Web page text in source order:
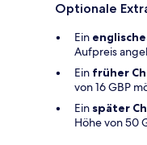
Optionale
Ein
Aufpreis
Ein früher
von 16 GBP
Ein später
Höhe von 50